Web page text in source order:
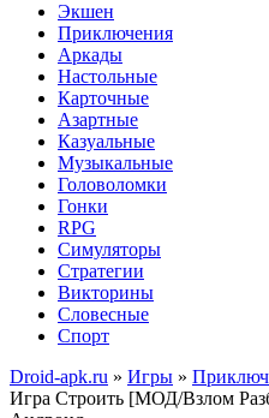
Экшен
Приключения
Аркады
Настольные
Карточные
Азартные
Казуальные
Музыкальные
Головоломки
Гонки
RPG
Симуляторы
Стратегии
Викторины
Словесные
Спорт
Droid-apk.ru » Игры »
Игра Строить [МОД/Взлом